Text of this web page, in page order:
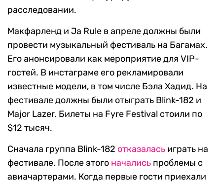
расследовании.
Макфарленд и Ja Rule в апреле должны были
провести музыкальный фестиваль на Багамах.
Его анонсировали как мероприятие для VIP-
гостей. В инстаграме его рекламировали
известные модели, в том числе Бэла Хадид. На
фестивале должны были отыграть Blink-182 и
Major Lazer. Билеты на Fyre Festival стоили по
$12 тысяч.
Сначала группа Blink-182 отказалась играть на
фестивале. После этого начались проблемы с
авиачартерами. Когда первые гости приехали